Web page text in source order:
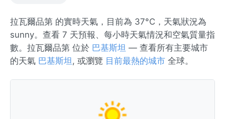
拉瓦爾品第 的實時天氣，目前為 37°C，天氣狀況為
sunny。查看 7 天預報、每小時天氣情況和空氣質量指
數。拉瓦爾品第 位於 巴基斯坦 — 查看所有主要城市
的天氣 巴基斯坦, 或瀏覽 目前最熱的城市 全球。